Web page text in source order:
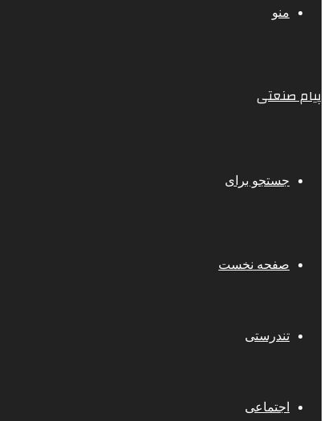
منو
پیام صنعتی
جستجو برای
صفحه نخست
تندرستی
اجتماعی